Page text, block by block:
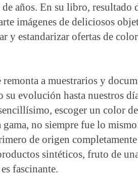
años. En su libro, resultado
imágenes de deliciosos
y estandarizar ofertas de
a muestrarios y
su evolución hasta nuestros
escoger un color
no siempre fue lo
de origen
sintéticos, fruto de
fascinante.